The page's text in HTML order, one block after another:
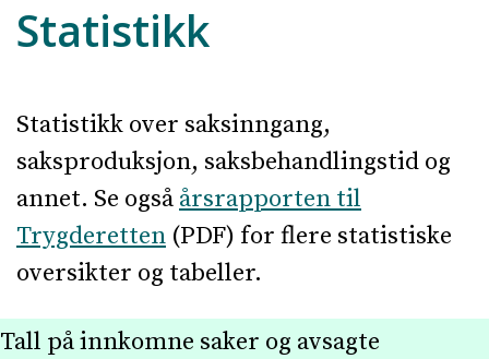
Statistikk
Statistikk over saksinngang,
saksproduksjon, saksbehandlingstid og
annet. Se også årsrapporten til
Trygderetten (PDF) for flere statistiske
oversikter og tabeller.
Tall på innkomne saker og avsagte